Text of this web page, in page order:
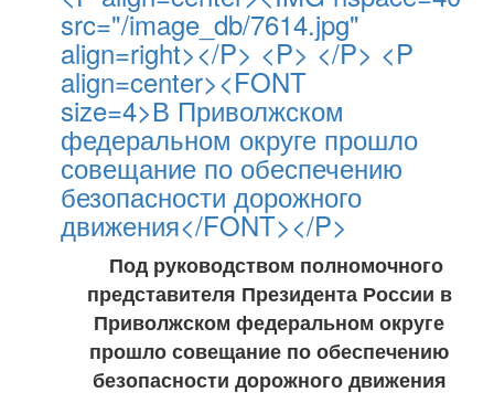
src="/image_db/7614.jpg"
align=right></P> <P> </P> <P
align=center><FONT
size=4>В Приволжском
федеральном округе прошло
совещание по обеспечению
безопасности дорожного
движения</FONT></P>
Под руководством полномочного
представителя Президента России в
Приволжском федеральном округе
прошло совещание по обеспечению
безопасности дорожного движения